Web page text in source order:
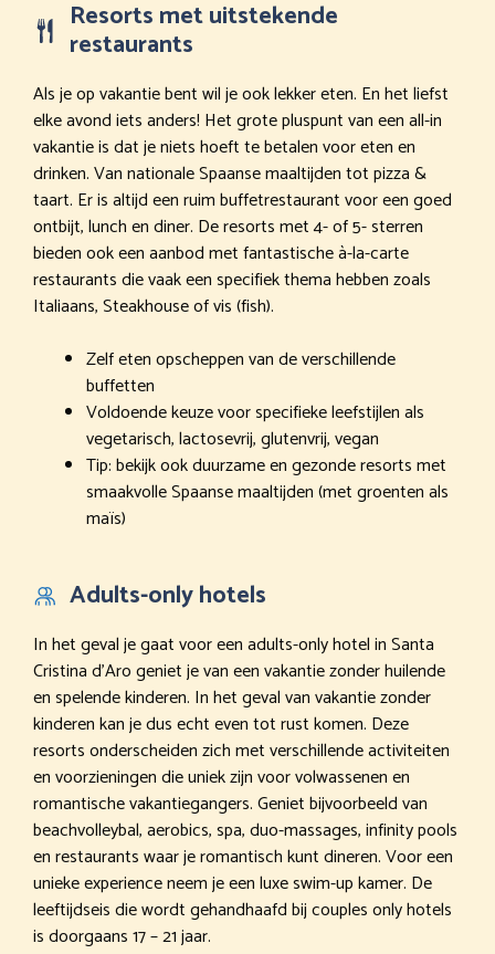
Resorts met uitstekende
restaurants
Als je op vakantie bent wil je ook lekker eten. En het liefst
elke avond iets anders! Het grote pluspunt van een all-in
vakantie is dat je niets hoeft te betalen voor eten en
drinken. Van nationale Spaanse maaltijden tot pizza &
taart. Er is altijd een ruim buffetrestaurant voor een goed
ontbijt, lunch en diner. De resorts met 4- of 5- sterren
bieden ook een aanbod met fantastische à-la-carte
restaurants die vaak een specifiek thema hebben zoals
Italiaans, Steakhouse of vis (fish).
Zelf eten opscheppen van de verschillende
buffetten
Voldoende keuze voor specifieke leefstijlen als
vegetarisch, lactosevrij, glutenvrij, vegan
Tip: bekijk ook duurzame en gezonde resorts met
smaakvolle Spaanse maaltijden (met groenten als
maïs)
Adults-only hotels
In het geval je gaat voor een adults-only hotel in Santa
Cristina d’Aro geniet je van een vakantie zonder huilende
en spelende kinderen. In het geval van vakantie zonder
kinderen kan je dus echt even tot rust komen. Deze
resorts onderscheiden zich met verschillende activiteiten
en voorzieningen die uniek zijn voor volwassenen en
romantische vakantiegangers. Geniet bijvoorbeeld van
beachvolleybal, aerobics, spa, duo-massages, infinity pools
en restaurants waar je romantisch kunt dineren. Voor een
unieke experience neem je een luxe swim-up kamer. De
leeftijdseis die wordt gehandhaafd bij couples only hotels
is doorgaans 17 – 21 jaar.